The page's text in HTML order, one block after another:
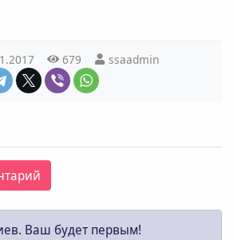
679 ssaadmin
Ваш будет первым!